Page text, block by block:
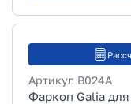
Артикул B024A
Фаркоп Galia